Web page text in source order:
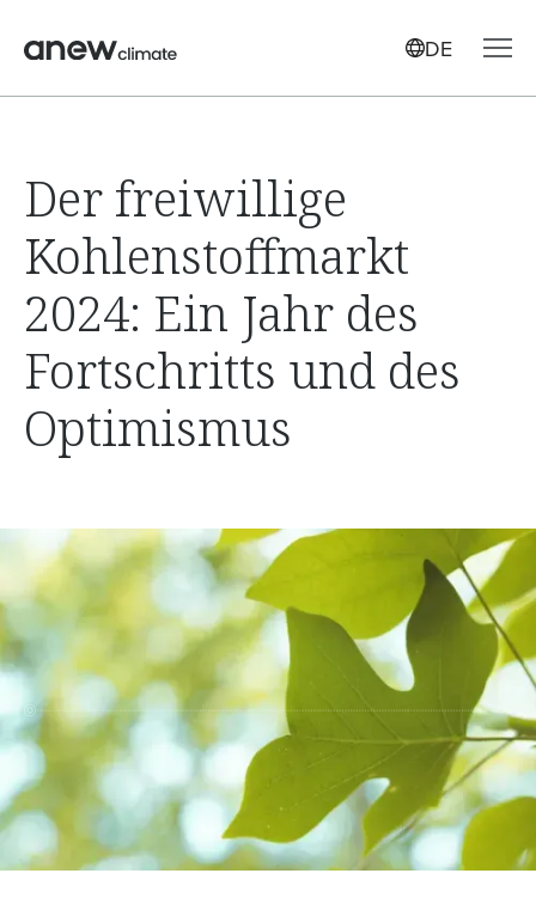
DE
Der freiwillige
Kohlenstoffmarkt
2024: Ein Jahr des
Fortschritts und des
Optimismus